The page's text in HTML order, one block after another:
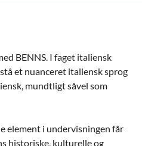
BENNS. I faget italiensk
et nuanceret italiensk sprog
mundtligt såvel som
element i undervisningen får
historiske, kulturelle og